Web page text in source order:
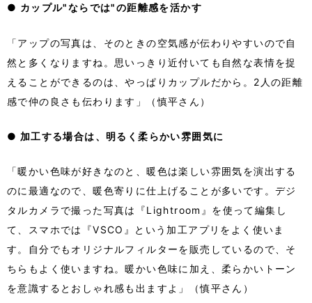
● カップル"ならでは"の距離感を活かす
「アップの写真は、そのときの空気感が伝わりやすいので自
然と多くなりますね。思いっきり近付いても自然な表情を捉
えることができるのは、やっぱりカップルだから。2人の距離
感で仲の良さも伝わります」（慎平さん）
● 加工する場合は、明るく柔らかい雰囲気に
「暖かい色味が好きなのと、暖色は楽しい雰囲気を演出する
のに最適なので、暖色寄りに仕上げることが多いです。デジ
タルカメラで撮った写真は『Lightroom』を使って編集し
て、スマホでは『VSCO』という加工アプリをよく使いま
す。自分でもオリジナルフィルターを販売しているので、そ
ちらもよく使いますね。暖かい色味に加え、柔らかいトーン
を意識するとおしゃれ感も出ますよ」（慎平さん）